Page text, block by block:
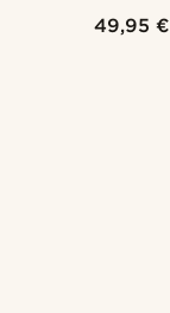
49,95 €